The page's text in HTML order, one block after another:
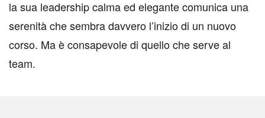
la sua leadership calma ed elegante comunica una
serenità che sembra davvero l’inizio di un nuovo
corso. Ma è consapevole di quello che serve al
team.